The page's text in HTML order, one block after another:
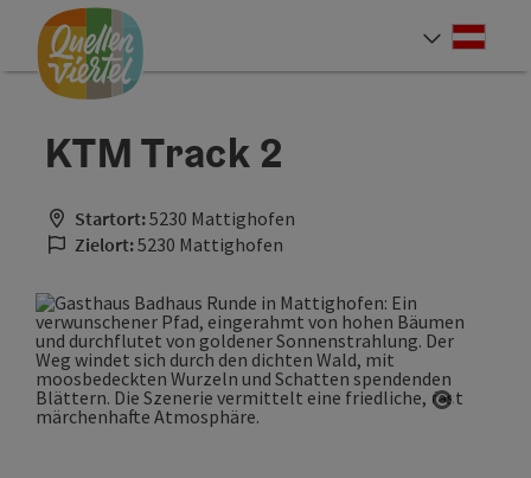
Zum Inhalt
Zur Navigation
Zum Seitenanfang
KTM Track 2
Startort:5230 Mattighofen
Zielort:5230 Mattighofen